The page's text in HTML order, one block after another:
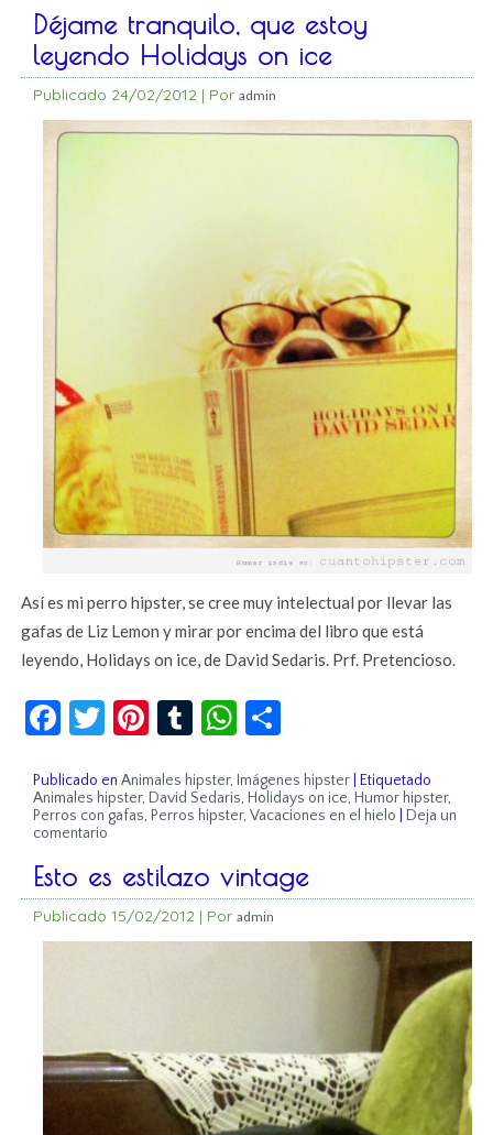
Déjame tranquilo, que estoy
leyendo Holidays on ice
Publicado 24/02/2012 | Por admin
Así es mi perro hipster, se cree muy intelectual por llevar las
gafas de Liz Lemon y mirar por encima del libro que está
leyendo, Holidays on ice, de David Sedaris. Prf. Pretencioso.
Facebook
Twitter
Pinterest
TumblrWhatsApp
Publicado en Animales hipster, Imágenes hipster
Etiquetado
Animales hipster, David Sedaris, Holidays on ice, Humor hipster,
Perros con gafas, Perros hipster,Vacaciones en el hielo
Deja un
comentario
Esto es estilazo vintage
Publicado 15/02/2012 | Por admin